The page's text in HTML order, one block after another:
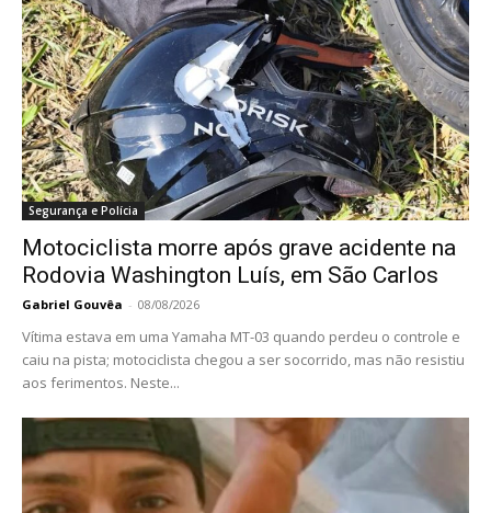
Segurança e Polícia
Motociclista morre após grave acidente na
Rodovia Washington Luís, em São Carlos
Gabriel Gouvêa - 08/08/2026
Vítima estava em uma Yamaha MT-03 quando perdeu o controle e
caiu na pista; motociclista chegou a ser socorrido, mas não resistiu
aos ferimentos. Neste...